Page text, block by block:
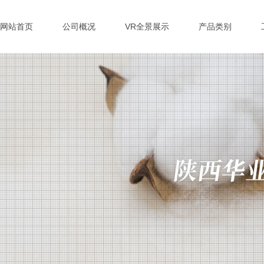
网站首页 公司概况 VR全景展示 产品类别